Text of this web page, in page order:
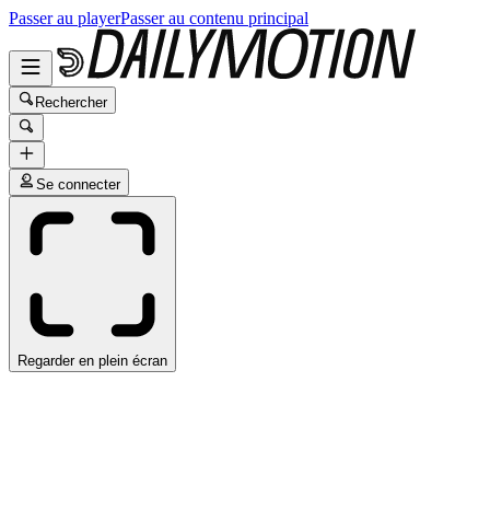
Passer au playerPasser au contenu principal
Rechercher
Se connecter
Regarder en plein écran